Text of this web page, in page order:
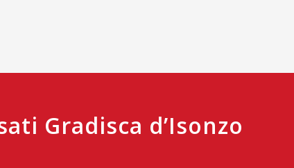
Gradisca d’Isonzo